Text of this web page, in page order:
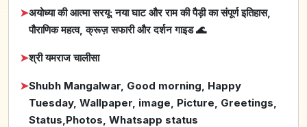
➤अयोध्या की आत्मा सरयू: नया घाट और राम की पैड़ी का संपूर्ण इतिहास,
पौराणिक महत्व, क्रूज़ सफारी और दर्शन गाइड 🌊
➤श्री यमराज चालीसा
➤Shubh Mangalwar, Good morning, Happy
Tuesday, Wallpaper, image, Picture, Greetings,
Status,Photos, Whatsapp status